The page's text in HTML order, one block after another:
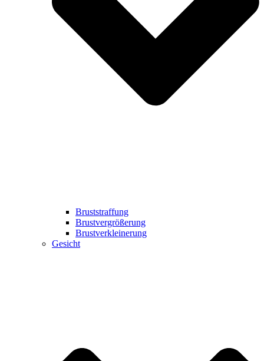
Bruststraffung
Brustvergrößerung
Brustverkleinerung
Gesicht